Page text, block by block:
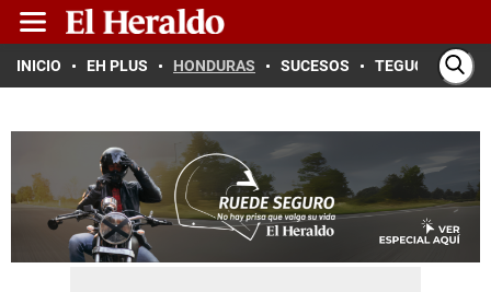
INICIO EH PLUS HONDURAS SUCESOS TEGUCIGALPA